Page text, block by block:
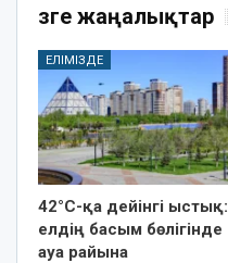
Өзге жаңалықтар
ЕЛІМІЗДЕ
42°C-қа дейінгі ыстық:
елдің басым бөлігінде
ауа райына